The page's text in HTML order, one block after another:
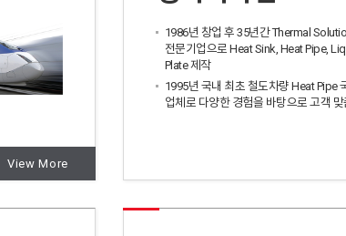
View More
1986년 창업 후 35년간 Thermal
전문기업으로 Heat Sink, Heat Pipe,
Plate 제작
1995년 국내 최초 철도차량 Heat Pipe
업체로 다양한 경험을 바탕으로 고객